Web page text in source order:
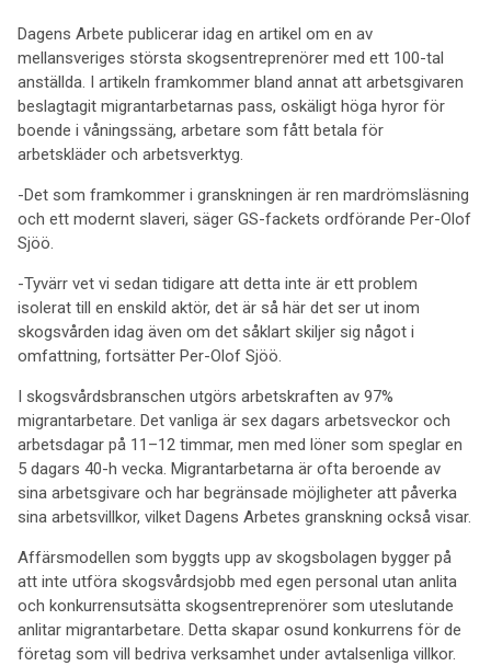
Dagens Arbete publicerar idag en artikel om en av
mellansveriges största skogsentreprenörer med ett 100-tal
anställda. I artikeln framkommer bland annat att arbetsgivaren
beslagtagit migrantarbetarnas pass, oskäligt höga hyror för
boende i våningssäng, arbetare som fått betala för
arbetskläder och arbetsverktyg.
-Det som framkommer i granskningen är ren mardrömsläsning
och ett modernt slaveri, säger GS-fackets ordförande Per-Olof
Sjöö.
-Tyvärr vet vi sedan tidigare att detta inte är ett problem
isolerat till en enskild aktör, det är så här det ser ut inom
skogsvården idag även om det såklart skiljer sig något i
omfattning, fortsätter Per-Olof Sjöö.
I skogsvårdsbranschen utgörs arbetskraften av 97%
migrantarbetare. Det vanliga är sex dagars arbetsveckor och
arbetsdagar på 11–12 timmar, men med löner som speglar en
5 dagars 40-h vecka. Migrantarbetarna är ofta beroende av
sina arbetsgivare och har begränsade möjligheter att påverka
sina arbetsvillkor, vilket Dagens Arbetes granskning också visar.
Affärsmodellen som byggts upp av skogsbolagen bygger på
att inte utföra skogsvårdsjobb med egen personal utan anlita
och konkurrensutsätta skogsentreprenörer som uteslutande
anlitar migrantarbetare. Detta skapar osund konkurrens för de
företag som vill bedriva verksamhet under avtalsenliga villkor.